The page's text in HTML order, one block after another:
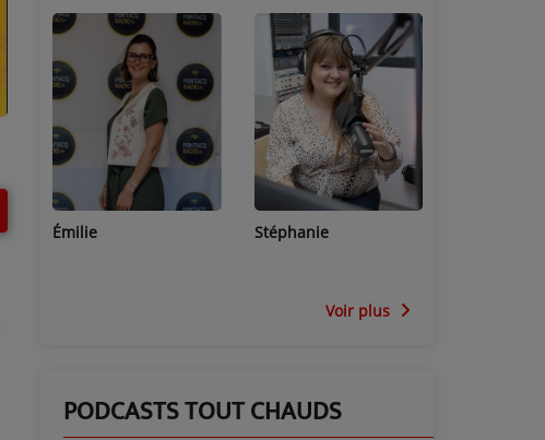
Stéphanie Jean-Michel
Voir plus
PODCASTS TOUT CHAUDS